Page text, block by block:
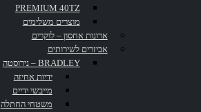
PREMIUM 40TZ
מוצרים משלימים
ארונות אחסון – לוקרים
אביזרים לשירותים
BRADLEY – נירוסטה
ידיות אחיזה
מייבשי ידיים
משטחי החתלה
סבונייה מרושתת אופקית PIGH77
רצועת קולבים שלישיה PIGH75